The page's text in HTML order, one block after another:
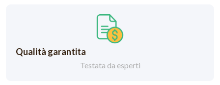
Qualità garantita
Testata da esperti